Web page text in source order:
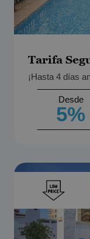
Tarifa
¡Hasta 4 días
Desde
5%